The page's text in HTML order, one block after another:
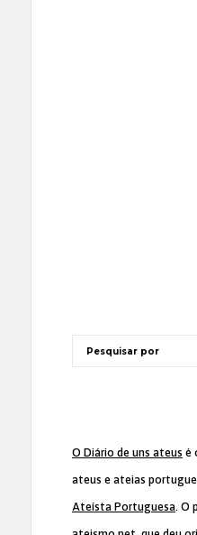
O Diário de uns ateus é
ateus e ateias
Ateísta Portuguesa. O